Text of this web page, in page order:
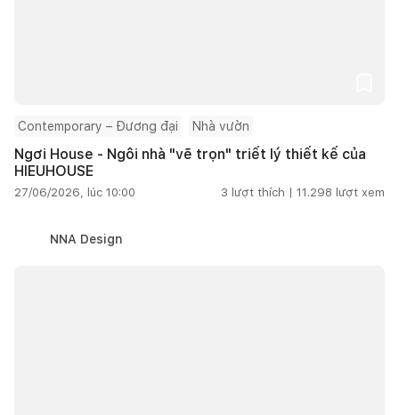
Contemporary – Đương đại Nhà vườn
Ngơi House - Ngôi nhà "vẽ trọn" triết lý thiết kế của
HIEUHOUSE
27/06/2026, lúc 10:00 3 lượt thích | 11.298 lượt xem
NNA Design